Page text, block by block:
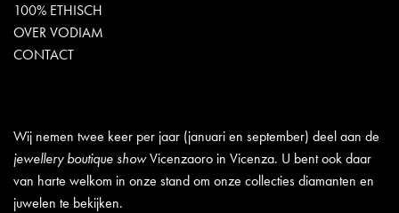
100% ETHISCH
OVER VODIAM
CONTACT
Wij nemen twee keer per jaar (januari en september) deel aan de
jewellery boutique showVicenzaoro in Vicenza. U bent ook daar
van harte welkom in onze stand om onze collecties diamanten en
juwelen te bekijken.